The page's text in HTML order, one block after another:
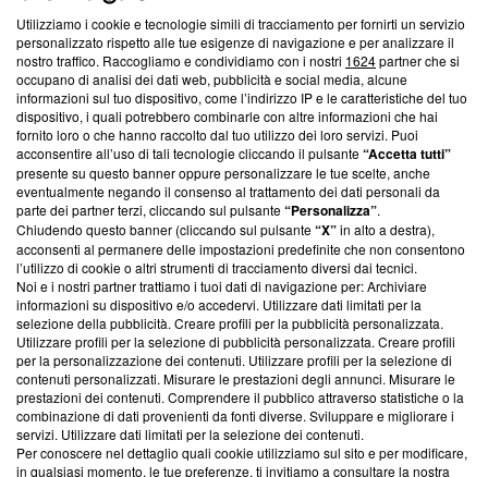
Questa sezione offre informazioni trasparenti su Blasting
News, sui nostri processi editoriali e su come ci impegniamo a
creare news di qualità. Inoltre, afferma la nostra aderenza a
‘Trust Project - News with Integrity’Blasting News non è
ancora membro del programma, ma ha richiesto di farne
parte; Trust Project non ha ancora effettuato una verifica di
conformità agli standard.
Su di noi
Team editoriale
Corporate
Redazione
Informativa Privacy
Cookie Policy
Blasting SA, IDI CHE-247.845.224, Via Carlo Frasca, 3 - 6900
Lugano (Svizzera) Tel:+39 0690258937
Utilizziamo i cookie e tecnologie simili di tracciamento per fornirti un servizio
personalizzato rispetto alle tue esigenze di navigazione e per analizzare il
nostro traffico. Raccogliamo e condividiamo con i nostri 1624partner che si
occupano di analisi dei dati web, pubblicità e social media, alcune
informazioni sul tuo dispositivo, come l’indirizzo IP e le caratteristiche del tuo
dispositivo, i quali potrebbero combinarle con altre informazioni che hai
fornito loro o che hanno raccolto dal tuo utilizzo dei loro servizi. Puoi
acconsentire all’uso di tali tecnologie cliccando il pulsante“Accetta tutti”
presente su questo banner oppure personalizzare le tue scelte, anche
eventualmente negando il consenso al trattamento dei dati personali da
parte dei partner terzi, cliccando sul pulsante“Personalizza”.
Chiudendo questo banner (cliccando sul pulsante“X”in alto a destra),
acconsenti al permanere delle impostazioni predefinite che non consentono
l’utilizzo di cookie o altri strumenti di tracciamento diversi dai tecnici.
Noi e i nostri partner trattiamo i tuoi dati di navigazione per: Archiviare
informazioni su dispositivo e/o accedervi. Utilizzare dati limitati per la
selezione della pubblicità. Creare profili per la pubblicità personalizzata.
Utilizzare profili per la selezione di pubblicità personalizzata. Creare profili
per la personalizzazione dei contenuti. Utilizzare profili per la selezione di
contenuti personalizzati. Misurare le prestazioni degli annunci. Misurare le
prestazioni dei contenuti. Comprendere il pubblico attraverso statistiche o la
combinazione di dati provenienti da fonti diverse. Sviluppare e migliorare i
servizi. Utilizzare dati limitati per la selezione dei contenuti.
Per conoscere nel dettaglio quali cookie utilizziamo sul sito e per modificare,
in qualsiasi momento, le tue preferenze, ti invitiamo a consultare la nostra